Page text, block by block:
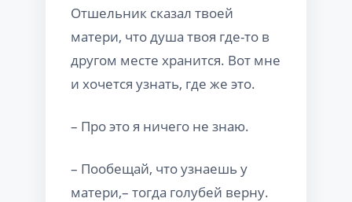
Отшельник сказал твоей
матери, что душа твоя где-то в
другом месте хранится. Вот мне
и хочется узнать, где же это.
– Про это я ничего не знаю.
– Пообещай, что узнаешь у
матери,– тогда голубей верну.